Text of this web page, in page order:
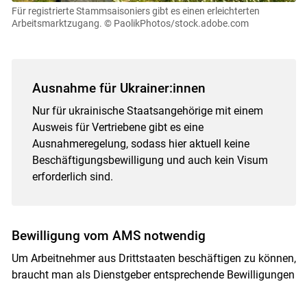
Für registrierte Stammsaisoniers gibt es einen erleichterten
Arbeitsmarktzugang. © PaolikPhotos/stock.adobe.com
Ausnahme für Ukrainer:innen
Nur für ukrainische Staatsangehörige mit einem
Ausweis für Vertriebene gibt es eine
Ausnahmeregelung, sodass hier aktuell keine
Beschäftigungsbewilligung und auch kein Visum
erforderlich sind.
Bewilligung vom AMS notwendig
Um Arbeitnehmer aus Drittstaaten beschäftigen zu können,
braucht man als Dienstgeber entsprechende Bewilligungen